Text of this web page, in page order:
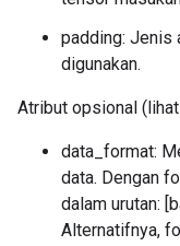
padding: Jenis
digunakan.
Atribut opsional (lihat
data_format:
data. Dengan
dalam urutan:
Alternatifnya,